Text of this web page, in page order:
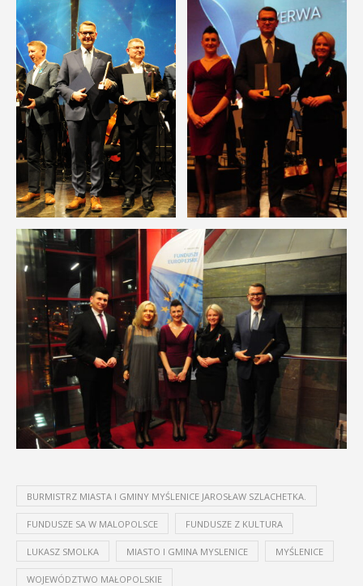
BURMISTRZ MIASTA I GMINY MYŚLENICE JAROSŁAW SZLACHETKA.
FUNDUSZE SA W MALOPOLSCE FUNDUSZE Z KULTURA
LUKASZ SMOLKA MIASTO I GMINA MYSLENICE MYŚLENICE
WOJEWÓDZTWO MAŁOPOLSKIE